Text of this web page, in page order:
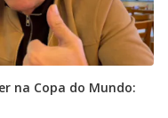
na Copa do Mundo: